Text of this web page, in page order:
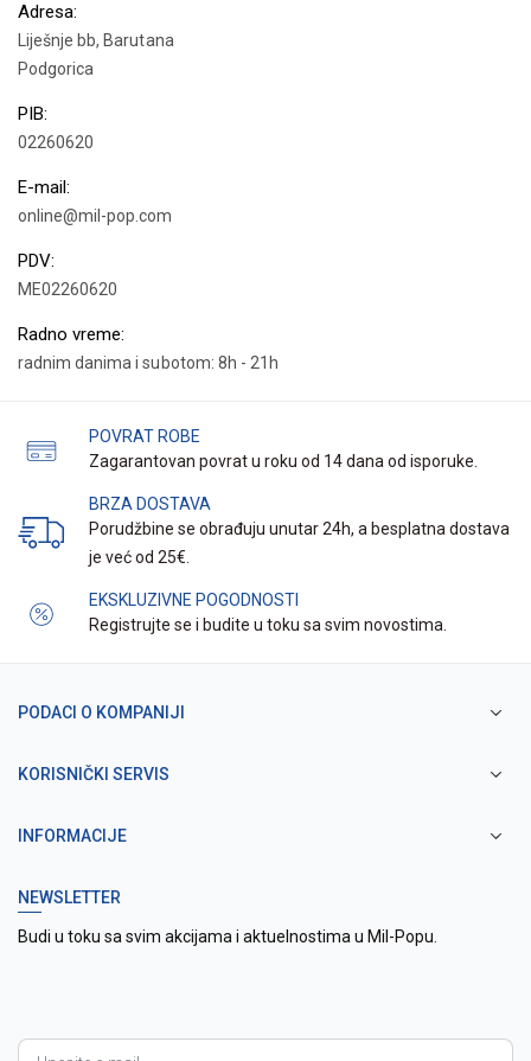
Adresa:
Liješnje bb, Barutana
Podgorica
PIB:
02260620
E-mail:
online@mil-pop.com
PDV:
ME02260620
Radno vreme:
radnim danima i subotom: 8h - 21h
POVRAT ROBE
Zagarantovan povrat u roku od 14 dana od isporuke.
BRZA DOSTAVA
Porudžbine se obrađuju unutar 24h, a besplatna dostava
je već od 25€.
EKSKLUZIVNE POGODNOSTI
Registrujte se i budite u toku sa svim novostima.
PODACI O KOMPANIJI
KORISNIČKI SERVIS
INFORMACIJE
NEWSLETTER
Budi u toku sa svim akcijama i aktuelnostima u Mil-Popu.